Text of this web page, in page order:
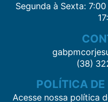
Segunda à Sexta:
(38)
POLÍTICA
Acesse nossa política